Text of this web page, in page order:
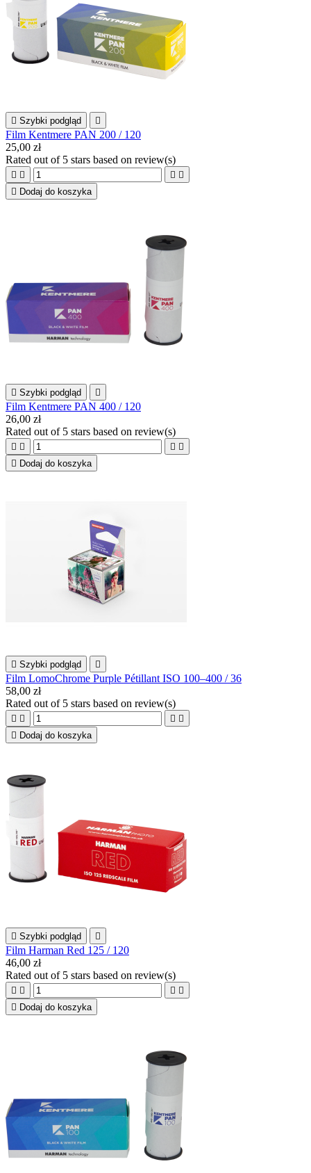
 Szybki podgląd 
Film Kentmere PAN 200 / 120
25,00 zł
Rated out of 5 stars based on review(s)
   
 Dodaj do koszyka
 Szybki podgląd 
Film Kentmere PAN 400 / 120
26,00 zł
Rated out of 5 stars based on review(s)
   
 Dodaj do koszyka
 Szybki podgląd 
Film LomoChrome Purple Pétillant ISO 100–400 / 36
58,00 zł
Rated out of 5 stars based on review(s)
   
 Dodaj do koszyka
 Szybki podgląd 
Film Harman Red 125 / 120
46,00 zł
Rated out of 5 stars based on review(s)
   
 Dodaj do koszyka